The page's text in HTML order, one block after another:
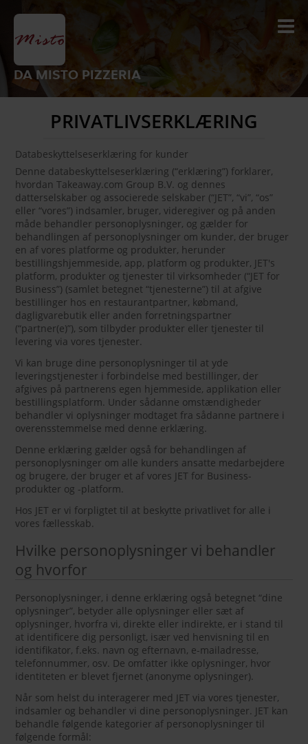
DA MISTO PIZZERIA
PRIVATLIVSERKLÆRING
Databeskyttelseserklæring for kunder
Denne databeskyttelseserklæring (“erklæring”) forklarer,
hvordan Takeaway.com Group B.V. og dennes
datterselskaber og associerede selskaber (“JET”, “vi”, “os”
eller “vores”) indsamler, bruger, videregiver og på anden
måde behandler personoplysninger, og gælder for
behandlingen af personoplysninger om kunder, der bruger
en af vores platforme og produkter, herunder
bestillingshjemmeside, app, platform og produkter, JET's
platform, produkter og tjenester til virksomheder (“JET for
Business”) (samlet betegnet “tjenesterne”) til at afgive
bestillinger hos en restaurantpartner, købmand,
dagligvarebutik eller anden forretningspartner
(“partner(e)”), som tilbyder produkter eller tjenester til
levering via vores tjenester.
Vi kan bruge dine personoplysninger til at yde
leveringstjenester i forbindelse med bestillinger, der
afgives på partnerens egen hjemmeside, applikation eller
bestillingsplatform. Under sådanne omstændigheder
behandler vi oplysninger modtaget fra sådanne partnere i
overensstemmelse med denne erklæring.
Denne erklæring gælder også for behandlingen af
personoplysninger om alle kunders ansatte medarbejdere
og brugere, der bruger et af vores JET for Business-
produkter og -platform.
Hos JET er vi forpligtet til at beskytte privatlivet for alle i
vores fællesskab.
Hvilke personoplysninger vi behandler
og hvorfor
Personoplysninger, i denne erklæring også betegnet “dine
oplysninger”, betyder alle oplysninger eller sæt af
oplysninger, hvorfra vi, direkte eller indirekte, er i stand til
at identificere dig personligt, især ved henvisning til en
identifikator, f.eks. navn og efternavn, e-mailadresse,
telefonnummer, osv. De omfatter ikke oplysninger, hvor
identiteten er blevet fjernet (anonyme oplysninger).
Når som helst du interagerer med JET via vores tjenester,
indsamler og behandler vi dine personoplysninger. JET kan
behandle følgende kategorier af personoplysninger til
følgende formål: